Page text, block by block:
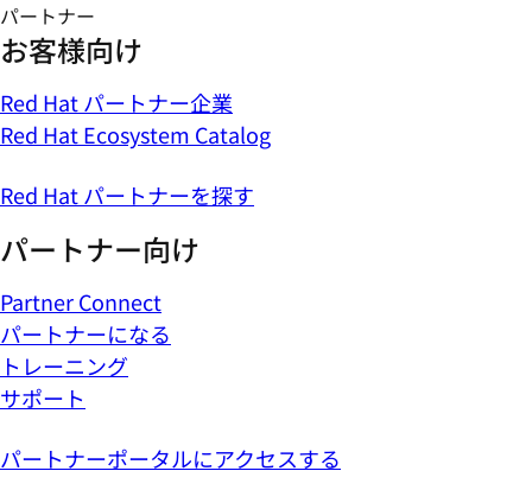
パートナー
お客様向け
Red Hat パートナー企業
Red Hat Ecosystem Catalog
Red Hat パートナーを探す
パートナー向け
Partner Connect
パートナーになる
トレーニング
サポート
パートナーポータルにアクセスする